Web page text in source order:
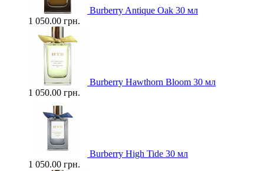
Burberry Antique Oak 30 мл
1 050.00 грн.
Burberry Hawthorn Bloom 30 мл
1 050.00 грн.
Burberry High Tide 30 мл
1 050.00 грн.